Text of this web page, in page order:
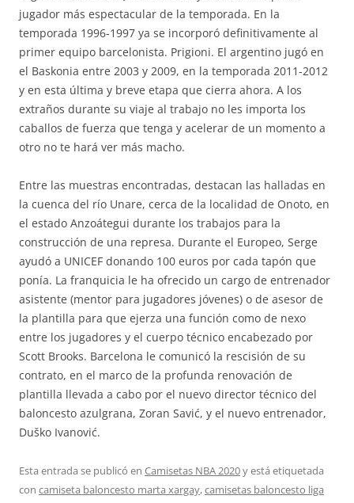
jugador más espectacular de la temporada. En la
temporada 1996-1997 ya se incorporó definitivamente al
primer equipo barcelonista. Prigioni. El argentino jugó en
el Baskonia entre 2003 y 2009, en la temporada 2011-2012
y en esta última y breve etapa que cierra ahora. A los
extraños durante su viaje al trabajo no les importa los
caballos de fuerza que tenga y acelerar de un momento a
otro no te hará ver más macho.
Entre las muestras encontradas, destacan las halladas en
la cuenca del río Unare, cerca de la localidad de Onoto, en
el estado Anzoátegui durante los trabajos para la
construcción de una represa. Durante el Europeo, Serge
ayudó a UNICEF donando 100 euros por cada tapón que
ponía. La franquicia le ha ofrecido un cargo de entrenador
asistente (mentor para jugadores jóvenes) o de asesor de
la plantilla para que ejerza una función como de nexo
entre los jugadores y el cuerpo técnico encabezado por
Scott Brooks. Barcelona le comunicó la rescisión de su
contrato, en el marco de la profunda renovación de
plantilla llevada a cabo por el nuevo director técnico del
baloncesto azulgrana, Zoran Savić, y el nuevo entrenador,
Duško Ivanović.
Esta entrada se publicó en Camisetas NBA 2020y está etiquetada
con camiseta baloncesto marta xargay,camisetas baloncesto liga